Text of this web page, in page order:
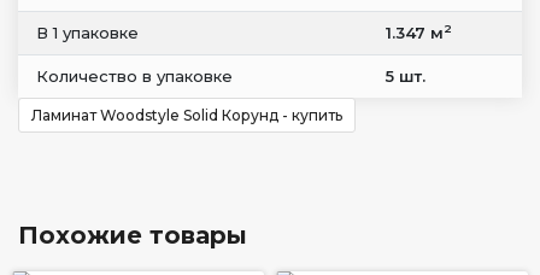
В 1 упаковке 1.347 м2
Количество в упаковке 5 шт.
Ламинат Woodstyle Solid Корунд - купить
Похожие товары